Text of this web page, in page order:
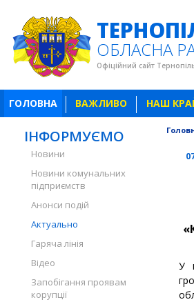
ОБЛАСНА
Офіційний сайт
ГОЛОВНА ВАЖЛИВО НАШ
ІНФОРМУЄМО
Новини
Новини комунальних
підприємств
Анонси подій
Актуально
Гаряча лінія
Відео
Запобігання проявам
корупції
У